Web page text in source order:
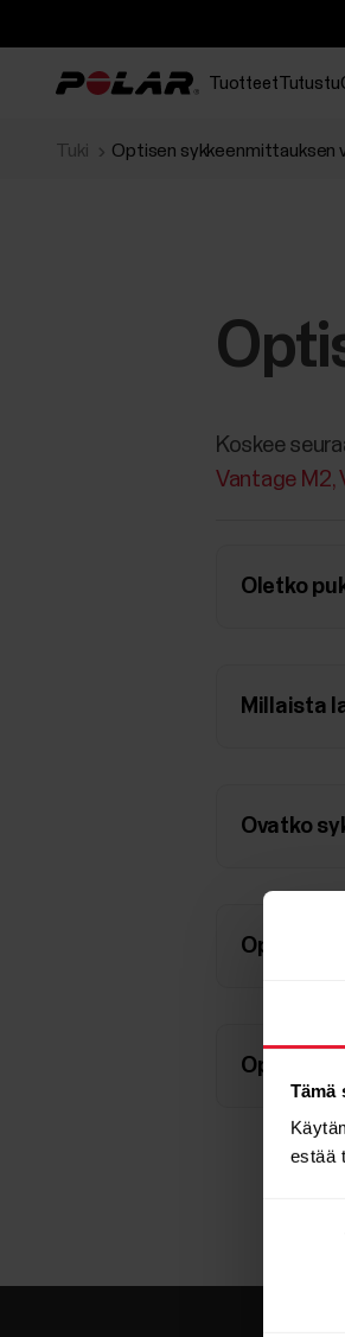
Tämä
estää
TuotteetTutustu
Tuki Optisen sykkeenmittauksen
Koskee
Vantage M2
Oletko
Millaista
Ovatko
Optinen
Optisen